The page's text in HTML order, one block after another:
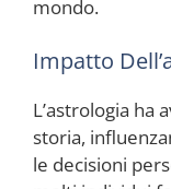
mondo.
Impatto
L’astrologia ha
storia,
le decisioni